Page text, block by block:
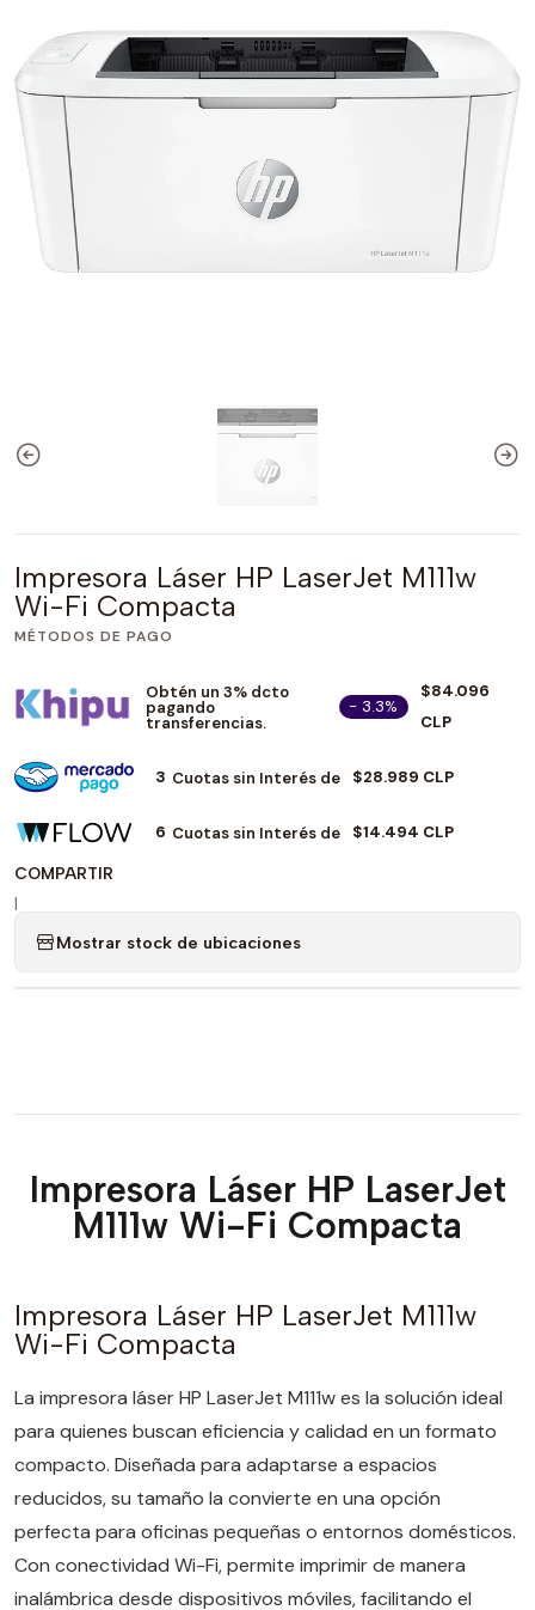
Impresora Láser HP LaserJet M111w
Wi-Fi Compacta
MÉTODOS DE PAGO
Obtén un 3% dcto
pagando
transferencias.
- 3.3%
$84.096
CLP
3 Cuotas sin Interés de $28.989 CLP
6 Cuotas sin Interés de $14.494 CLP
COMPARTIR
|
Mostrar stock de ubicaciones
Impresora Láser HP LaserJet
M111w Wi-Fi Compacta
Impresora Láser HP LaserJet M111w
Wi-Fi Compacta
La impresora láser HP LaserJet M111w es la solución ideal
para quienes buscan eficiencia y calidad en un formato
compacto. Diseñada para adaptarse a espacios
reducidos, su tamaño la convierte en una opción
perfecta para oficinas pequeñas o entornos domésticos.
Con conectividad Wi-Fi, permite imprimir de manera
inalámbrica desde dispositivos móviles, facilitando el